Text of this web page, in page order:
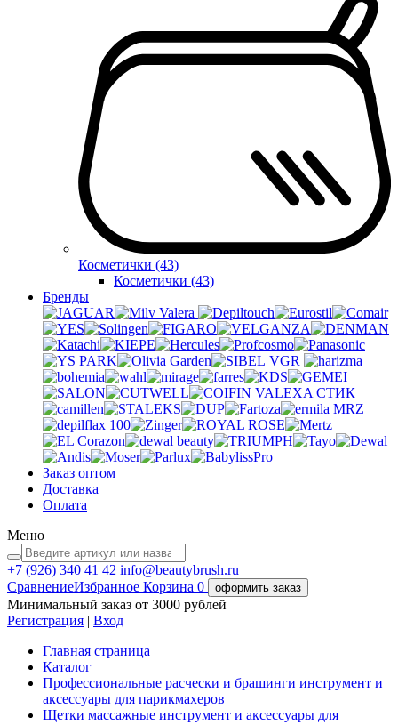
Косметички (43)
Косметички (43)
Бренды
Valera
VGR
VALEXA СТИК
MRZ
Заказ оптом
Доставка
Оплата
Меню
+7 (926) 340 41 42 info@beautybrush.ru
СравнениеИзбранное Корзина 0 оформить заказ
Минимальный заказ от 3000 рублей
Регистрация | Вход
Главная страница
Каталог
Профессиональные расчески и брашинги инструмент и
аксессуары для парикмахеров
Щетки массажные инструмент и аксессуары для